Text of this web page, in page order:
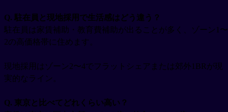
Q. 駐在員と現地採用で生活感はどう違う？
駐在員は家賃補助・教育費補助が出ることが多く、ゾーン1〜
2の高価格帯に住めます。
現地採用はゾーン2〜4でフラットシェアまたは郊外1BRが現
実的なライン。
Q. 東京と比べてどれくらい高い？